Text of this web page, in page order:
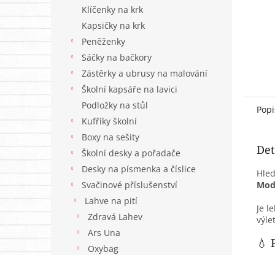
Klíčenky na krk
Kapsičky na krk
Peněženky
Sáčky na bačkory
Zástěrky a ubrusy na malování
Školní kapsáře na lavici
Podložky na stůl
Kufříky školní
Boxy na sešity
Školní desky a pořadače
Desky na písmenka a číslice
Svačinové příslušenství
Lahve na pití
Zdravá Lahev
Ars Una
Oxybag
Je
💧